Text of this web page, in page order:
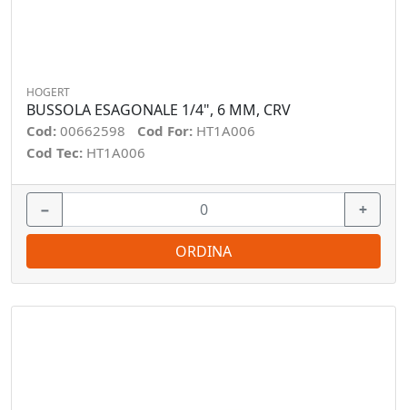
HOGERT
BUSSOLA ESAGONALE 1/4", 6 MM, CRV
Cod: 00662598 Cod For: HT1A006
Cod Tec: HT1A006
− +
ORDINA